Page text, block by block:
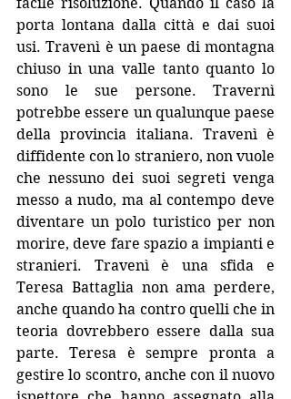
porta lontana dalla città e dai suoi
usi. Travenì è un paese di montagna
chiuso in una valle tanto quanto lo
sono le sue persone. Travernì
potrebbe essere un qualunque paese
della provincia italiana. Travenì è
diffidente con lo straniero, non vuole
che nessuno dei suoi segreti venga
messo a nudo, ma al contempo deve
diventare un polo turistico per non
morire, deve fare spazio a impianti e
stranieri. Travenì è una sfida e
Teresa Battaglia non ama perdere,
anche quando ha contro quelli che in
teoria dovrebbero essere dalla sua
parte. Teresa è sempre pronta a
gestire lo scontro, anche con il nuovo